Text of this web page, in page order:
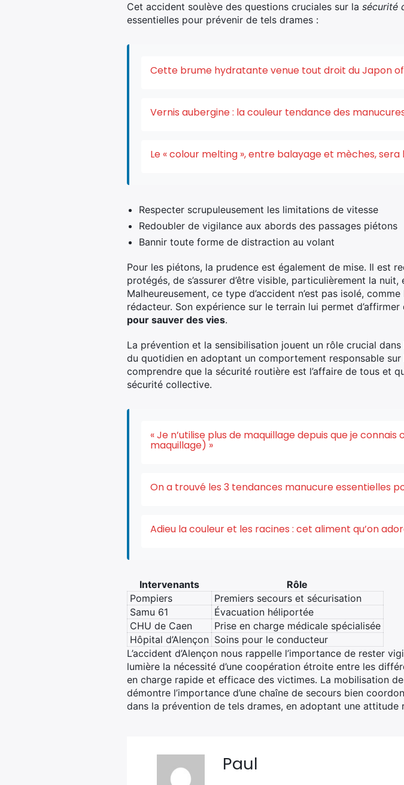
Cet accident soulève des questions cruciales sur la sécurité
essentielles pour prévenir de tels drames :
Cette brume hydratante venue tout droit du Japon
Vernis aubergine : la couleur tendance des
Le « colour melting », entre balayage et mèches,
Respecter scrupuleusement les limitations de vitesse
Redoubler de vigilance aux abords des passages piétons
Bannir toute forme de distraction au volant
Pour les piétons, la prudence est également de mise. Il est
protégés, de s’assurer d’être visible, particulièrement la
Malheureusement, ce type d’accident n’est pas isolé,
rédacteur. Son expérience sur le terrain lui permet d’affirmer
pour sauver des vies.
La prévention et la sensibilisation jouent un rôle crucial
du quotidien en adoptant un comportement responsable
comprendre que la sécurité routière est l’affaire de tous et
sécurité collective.
« Je n’utilise plus de maquillage depuis que je
maquillage) »
On a trouvé les 3 tendances manucure essentielles
Adieu la couleur et les racines : cet aliment qu’on
Intervenants
Rôle
Pompiers
Premiers secours et sécurisation
Samu 61
Évacuation héliportée
CHU de Caen
Prise en charge médicale spécialisée
Hôpital d’Alençon Soins pour le conducteur
L’accident d’Alençon nous rappelle l’importance de rester
lumière la nécessité d’une coopération étroite entre les
en charge rapide et efficace des victimes. La mobilisation
démontre l’importance d’une chaîne de secours bien
dans la prévention de tels drames, en adoptant une
Paul